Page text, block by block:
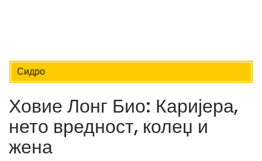
Сидро
Ховие Лонг Био: Каријера,
нето вредност, колеџ и
жена